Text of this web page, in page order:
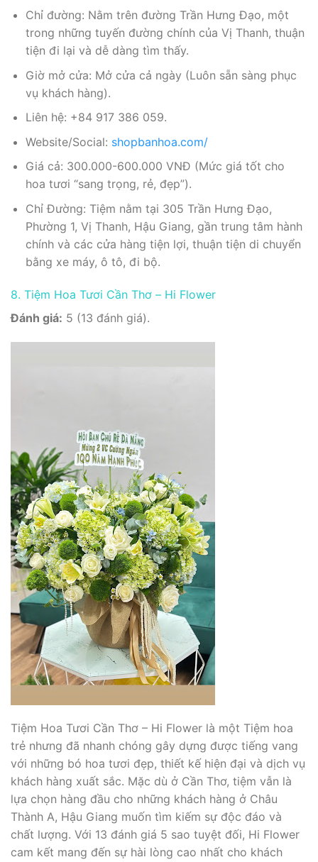
Chỉ đường: Nằm trên đường Trần Hưng Đạo, một
trong những tuyến đường chính của Vị Thanh, thuận
tiện đi lại và dễ dàng tìm thấy.
Giờ mở cửa: Mở cửa cả ngày (Luôn sẵn sàng phục
vụ khách hàng).
Liên hệ: +84 917 386 059.
Website/Social: shopbanhoa.com/
Giá cả: 300.000-600.000 VNĐ (Mức giá tốt cho
hoa tươi “sang trọng, rẻ, đẹp”).
Chỉ Đường: Tiệm nằm tại 305 Trần Hưng Đạo,
Phường 1, Vị Thanh, Hậu Giang, gần trung tâm hành
chính và các cửa hàng tiện lợi, thuận tiện di chuyển
bằng xe máy, ô tô, đi bộ.
8. Tiệm Hoa Tươi Cần Thơ – Hi Flower
Đánh giá: 5 (13 đánh giá).
Tiệm Hoa Tươi Cần Thơ – Hi Flower là một Tiệm hoa
trẻ nhưng đã nhanh chóng gây dựng được tiếng vang
với những bó hoa tươi đẹp, thiết kế hiện đại và dịch vụ
khách hàng xuất sắc. Mặc dù ở Cần Thơ, tiệm vẫn là
lựa chọn hàng đầu cho những khách hàng ở Châu
Thành A, Hậu Giang muốn tìm kiếm sự độc đáo và
chất lượng. Với 13 đánh giá 5 sao tuyệt đối, Hi Flower
cam kết mang đến sự hài lòng cao nhất cho khách